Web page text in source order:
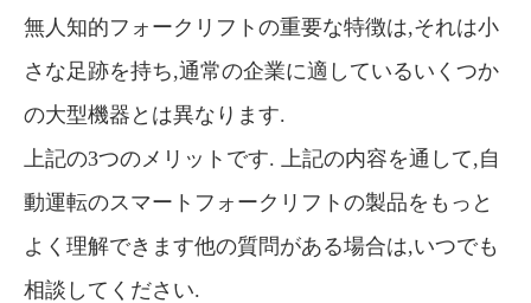
無人知的フォークリフトの重要な特徴は,それは小
さな足跡を持ち,通常の企業に適しているいくつか
の大型機器とは異なります.
上記の3つのメリットです. 上記の内容を通して,自
動運転のスマートフォークリフトの製品をもっと
よく理解できます他の質問がある場合は,いつでも
相談してください.